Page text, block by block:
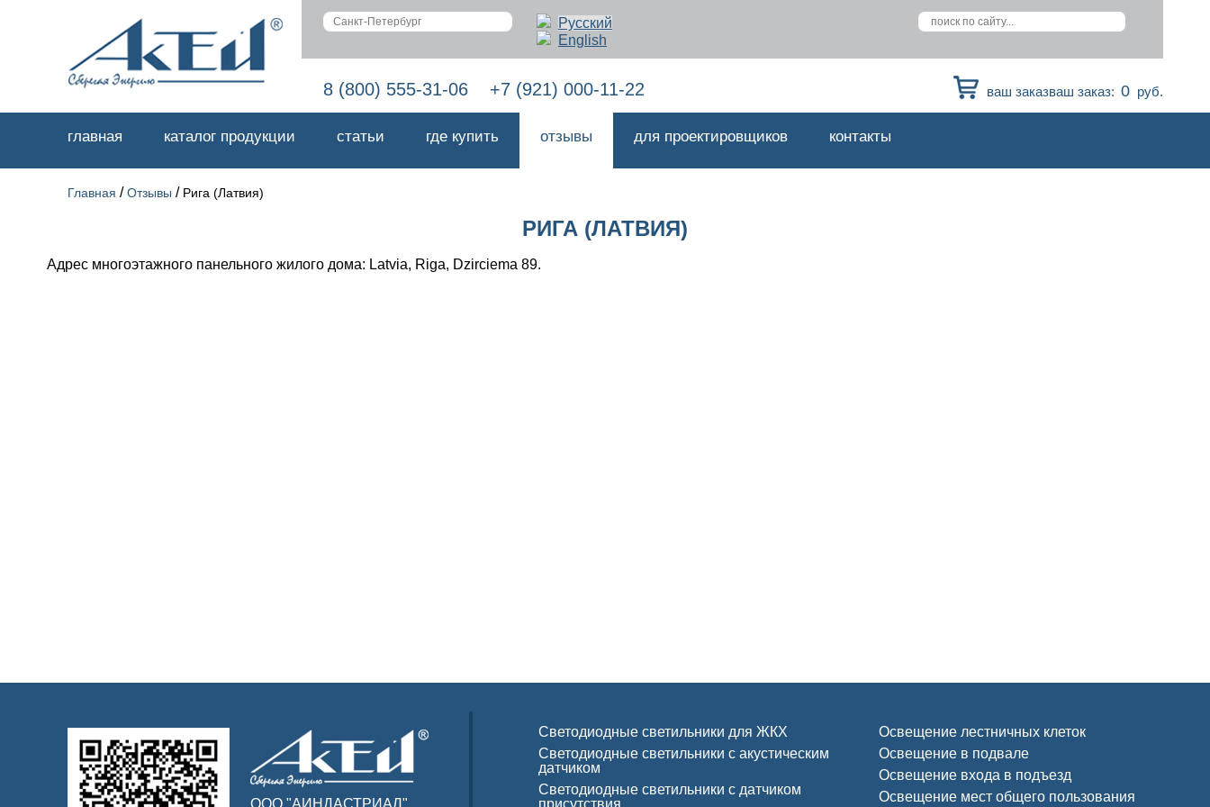
Русский
English
8 (800) 555-31-06 +7 (921) 000-11-22 ваш заказваш заказ: 0 руб.
главная каталог продукции статьи где купить отзывы для проектировщиков контакты
Главная /Отзывы / Рига (Латвия)
РИГА (ЛАТВИЯ)
Адрес многоэтажного панельного жилого дома: Latvia, Riga, Dzirciema 89.
ООО "АИНДАСТРИАЛ"
Светодиодные светильники для ЖКХ
Светодиодные светильники с акустическим
датчиком
Светодиодные светильники с датчиком
присутствия
Освещение лестничных клеток
Освещение в подвале
Освещение входа в подъезд
Освещение мест общего пользования